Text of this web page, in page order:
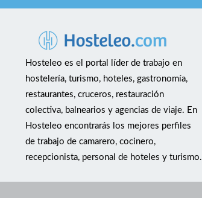
Hosteleo es el portal líder de trabajo en
hostelería, turismo, hoteles, gastronomía,
restaurantes, cruceros, restauración
colectiva, balnearios y agencias de viaje. En
Hosteleo encontrarás los mejores perfiles
de trabajo de camarero, cocinero,
recepcionista, personal de hoteles y turismo.